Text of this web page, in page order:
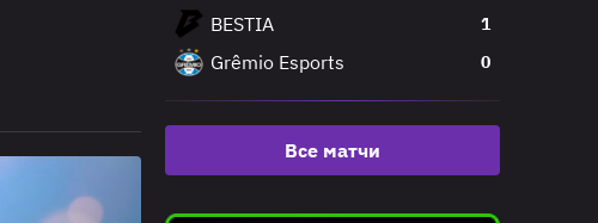
BESTIA 1
Grêmio Esports 0
Все матчи